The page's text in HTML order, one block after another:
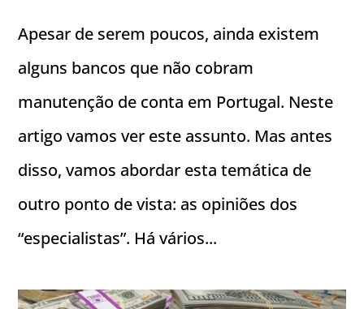
Apesar de serem poucos, ainda existem
alguns bancos que não cobram
manutenção de conta em Portugal. Neste
artigo vamos ver este assunto. Mas antes
disso, vamos abordar esta temática de
outro ponto de vista: as opiniões dos
“especialistas”. Há vários...